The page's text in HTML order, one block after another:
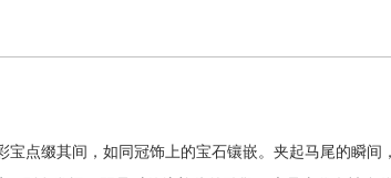
点缀其间，如同冠饰上的宝石镶嵌。夹起马尾的瞬